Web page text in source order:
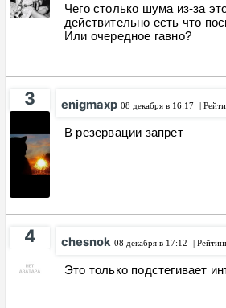
Чего столько шума из-за
действительно есть что
Или очередное гавно?
3 enigmaxp 08 декабря в 16:17 |
В резервации запрет
4 chesnok 08 декабря в 17:12 |
Это только подстегивает